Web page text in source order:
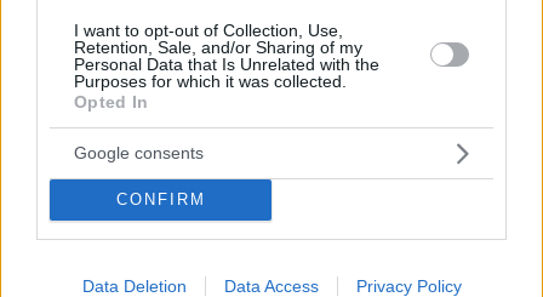
I want to opt-out of Collection, Use,
Retention, Sale, and/or Sharing of my
Personal Data that Is Unrelated with the
Purposes for which it was collected.
Opted In
Google consents
CONFIRM
Data Deletion Data Access Privacy Policy
ακολουθούν».
«Οι ακτές μας καθαρές και έτοιμες να δεχθούν τον
κόσμο»
Από τον Σαρωνικό στον Ευβοϊκό, όπου εκεί
στην ανατολική πλευρά της Αττικής και με
μέτωπο στην Εύβοια, ο δήμος Ωρωπού έχει μια
από τις μεγαλύτερες ακτογραμμές. Με πάνω